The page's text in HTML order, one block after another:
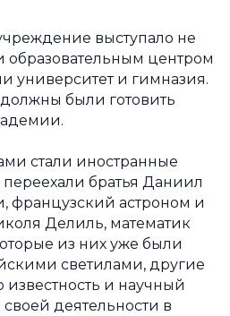
выступало не
образовательным центром
университет и гимназия.
были готовить
стали иностранные
братья Даниил
французский астроном и
Делиль, математик
из них уже были
светилами, другие
и научный
своей деятельности в